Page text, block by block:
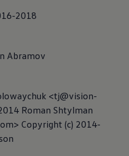
dan kan je
over ongevallen
of
voor zover deze
2018
Abramov
<tj@vision-
Roman Shtylman
> Copyright (c) 2014-